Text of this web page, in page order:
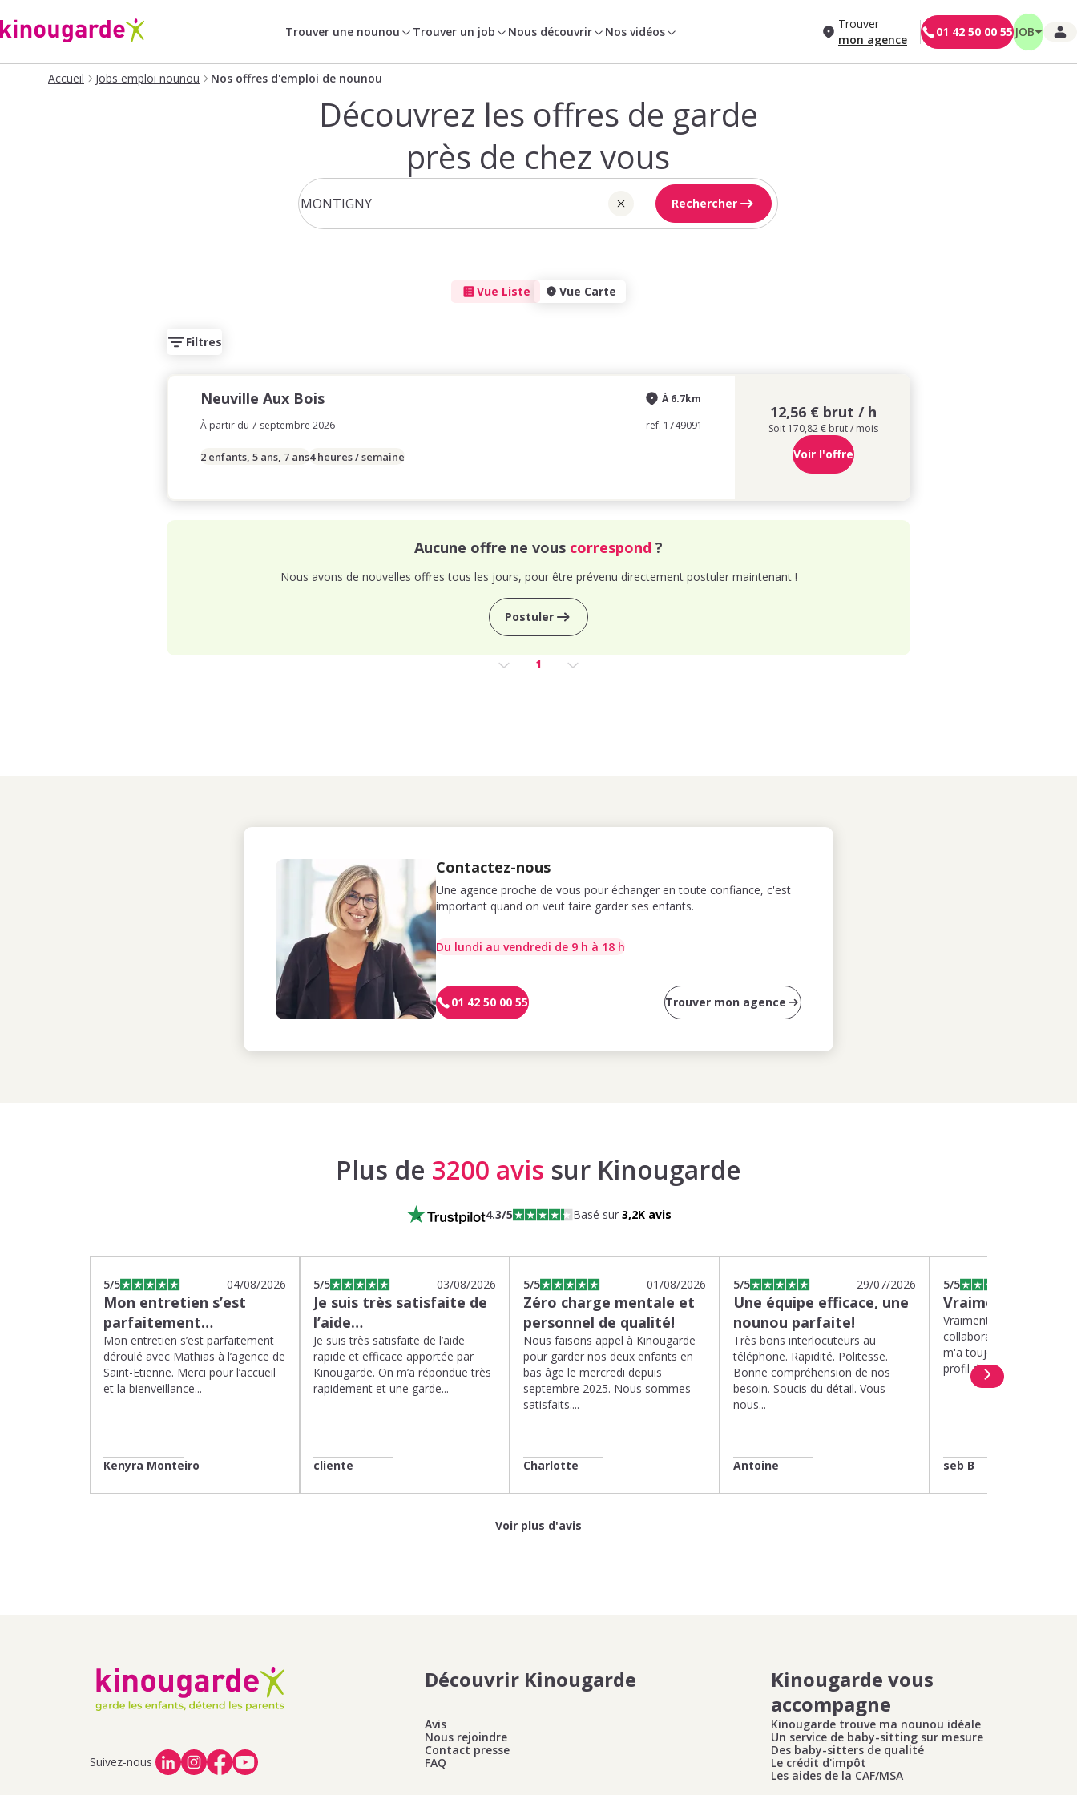
Trouver une nounou Trouver un job Nous découvrir Nos vidéos
Trouver
mon agence
01 42 50 00 55 JOB
Accueil Jobs emploi nounou Nos offres d'emploi de nounou
Découvrez les offres de garde
près de chez vous
Rechercher
Vue Liste Vue Carte
Filtres
Neuville Aux Bois
À partir du 7 septembre 2026
À 6.7km
ref. 1749091
2 enfants, 5 ans, 7 ans4 heures / semaine
12,56 € brut / h
Soit 170,82 € brut / mois
Voir l'offre
Aucune offre ne vous correspond ?
Nous avons de nouvelles offres tous les jours, pour être prévenu directement postuler maintenant !
Postuler
1
Contactez-nous
Une agence proche de vous pour échanger en toute confiance, c'est
important quand on veut faire garder ses enfants.
Du lundi au vendredi de 9 h à 18 h
01 42 50 00 55 Trouver mon agence
Plus de 3200 avis sur Kinougarde
4.3/5 Basé sur 3,2Kavis
5/5 04/08/2026
Mon entretien s’est
parfaitement…
Mon entretien s’est parfaitement
déroulé avec Mathias à l’agence de
Saint-Etienne. Merci pour l’accueil
et la bienveillance...
Kenyra Monteiro
5/5 03/08/2026
Je suis très satisfaite de
l’aide…
Je suis très satisfaite de l’aide
rapide et efficace apportée par
Kinougarde. On m’a répondue très
rapidement et une garde...
cliente
5/5 01/08/2026
Zéro charge mentale et
personnel de qualité!
Nous faisons appel à Kinougarde
pour garder nos deux enfants en
bas âge le mercredi depuis
septembre 2025. Nous sommes
satisfaits....
Charlotte
5/5 29/07/2026
Une équipe efficace, une
nounou parfaite!
Très bons interlocuteurs au
téléphone. Rapidité. Politesse.
Bonne compréhension de nos
besoin. Soucis du détail. Vous
nous...
Antoine
5/5
Vraiment top
Vraiment top, plus d'un
collaboration avec
m'a toujours proposé de
profil de nounou. Et
seb B
Voir plus d'avis
Suivez-nous
Découvrir Kinougarde
Avis
Nous rejoindre
Contact presse
FAQ
Kinougarde vous
accompagne
Kinougarde trouve ma nounou idéale
Un service de baby-sitting sur mesure
Des baby-sitters de qualité
Le crédit d'impôt
Les aides de la CAF/MSA